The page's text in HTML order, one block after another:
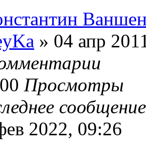
» 04 апр
Просмотры
2022, 09:26